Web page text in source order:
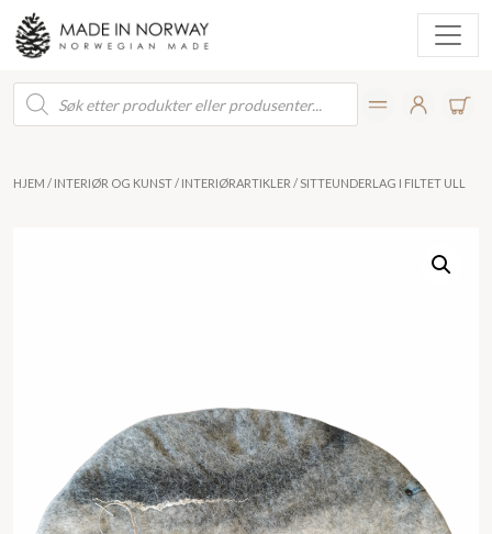
Products
search
HJEM / INTERIØR OG KUNST/ INTERIØRARTIKLER / SITTEUNDERLAG I FILTET ULL